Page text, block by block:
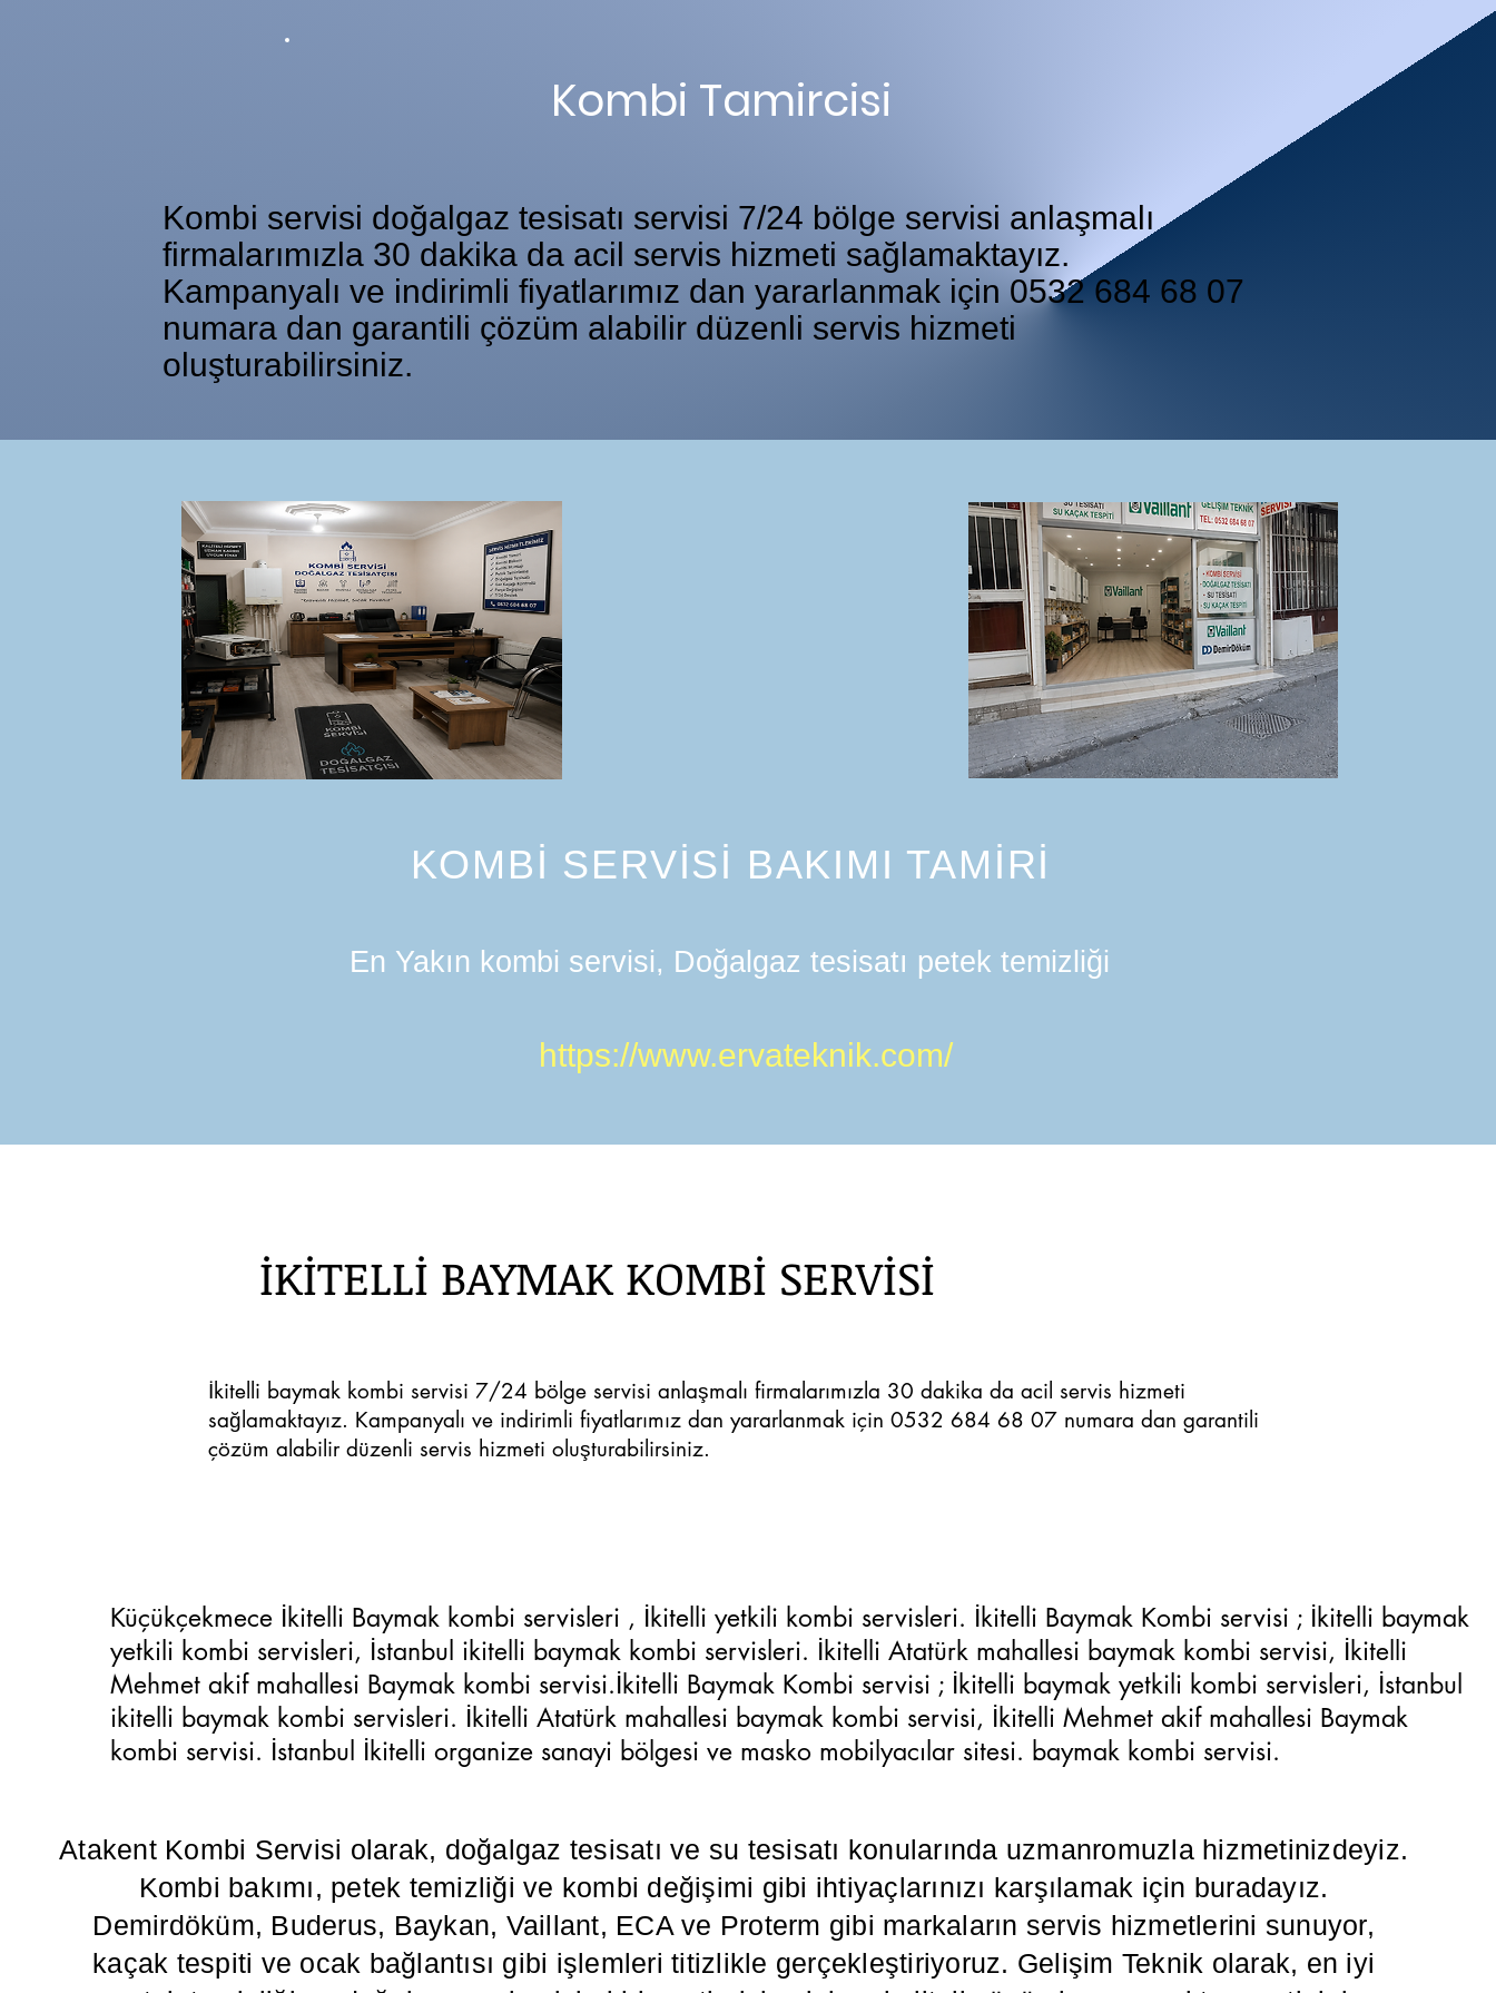
Kombi Tamircisi
Kombi servisi doğalgaz tesisatı servisi 7/24 bölge servisi anlaşmalı
firmalarımızla 30 dakika da acil servis hizmeti sağlamaktayız.
Kampanyalı ve indirimli fiyatlarımız dan yararlanmak için 0532 684 68 07
numara dan garantili çözüm alabilir düzenli servis hizmeti
oluşturabilirsiniz.
KOMBİ SERVİSİ BAKIMI TAMİRİ
En Yakın kombi servisi, Doğalgaz tesisatı petek temizliği
https://www.ervateknik.com/
İKİTELLİ BAYMAK KOMBİ SERVİSİ
İkitelli baymak kombi servisi 7/24 bölge servisi anlaşmalı firmalarımızla 30 dakika da acil servis hizmeti
sağlamaktayız. Kampanyalı ve indirimli fiyatlarımız dan yararlanmak için 0532 684 68 07 numara dan garantili
çözüm alabilir düzenli servis hizmeti oluşturabilirsiniz.
Küçükçekmece İkitelli Baymak kombi servisleri , İkitelli yetkili kombi servisleri. İkitelli Baymak Kombi servisi ; İkitelli baymak
yetkili kombi servisleri, İstanbul ikitelli baymak kombi servisleri. İkitelli Atatürk mahallesi baymak kombi servisi, İkitelli
Mehmet akif mahallesi Baymak kombi servisi.İkitelli Baymak Kombi servisi ; İkitelli baymak yetkili kombi servisleri, İstanbul
ikitelli baymak kombi servisleri. İkitelli Atatürk mahallesi baymak kombi servisi, İkitelli Mehmet akif mahallesi Baymak
kombi servisi. İstanbul İkitelli organize sanayi bölgesi ve masko mobilyacılar sitesi. baymak kombi servisi.
Atakent Kombi Servisi olarak, doğalgaz tesisatı ve su tesisatı konularında uzmanromuzla hizmetinizdeyiz.
Kombi bakımı, petek temizliği ve kombi değişimi gibi ihtiyaçlarınızı karşılamak için buradayız.
Demirdöküm, Buderus, Baykan, Vaillant, ECA ve Proterm gibi markaların servis hizmetlerini sunuyor,
kaçak tespiti ve ocak bağlantısı gibi işlemleri titizlikle gerçekleştiriyoruz. Gelişim Teknik olarak, en iyi